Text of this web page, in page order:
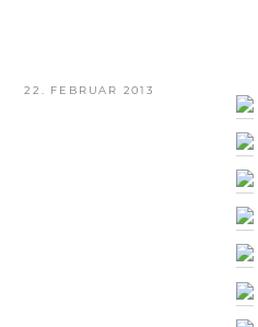
VERÖFFENTLICHT
22. FEBRUAR 2013